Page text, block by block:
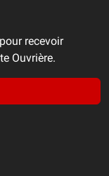
recevoir
Ouvrière.